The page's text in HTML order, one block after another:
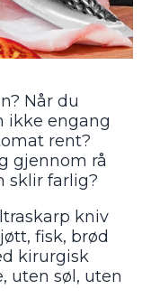
Når du
ikke engang
rent?
gjennom rå
sklir farlig?
kniv
fisk, brød
kirurgisk
uten søl, uten